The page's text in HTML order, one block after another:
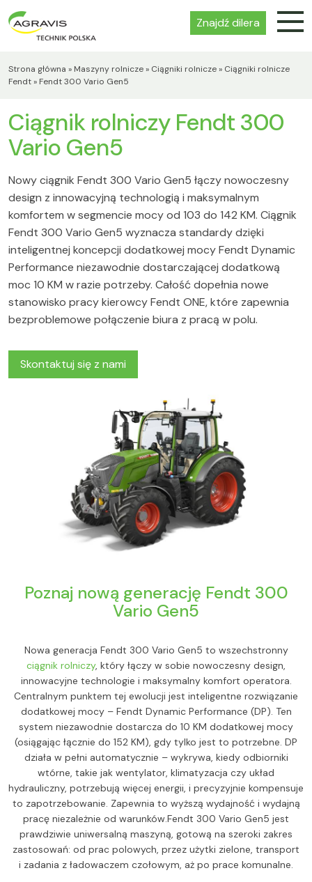
Znajdź dilera
Strona główna » Maszyny rolnicze» Ciągniki rolnicze» Ciągniki rolnicze
Fendt» Fendt 300 Vario Gen5
Ciągnik rolniczy Fendt 300
Vario Gen5
Nowy ciągnik Fendt 300 Vario Gen5 łączy nowoczesny
design z innowacyjną technologią i maksymalnym
komfortem w segmencie mocy od 103 do 142 KM. Ciągnik
Fendt 300 Vario Gen5 wyznacza standardy dzięki
inteligentnej koncepcji dodatkowej mocy Fendt Dynamic
Performance niezawodnie dostarczającej dodatkową
moc 10 KM w razie potrzeby. Całość dopełnia nowe
stanowisko pracy kierowcy Fendt ONE, które zapewnia
bezproblemowe połączenie biura z pracą w polu.
Skontaktuj się z nami
Poznaj nową generację Fendt 300
Vario Gen5
Nowa generacja Fendt 300 Vario Gen5 to wszechstronny
ciągnik rolniczy, który łączy w sobie nowoczesny design,
innowacyjne technologie i maksymalny komfort operatora.
Centralnym punktem tej ewolucji jest inteligentne rozwiązanie
dodatkowej mocy – Fendt Dynamic Performance (DP). Ten
system niezawodnie dostarcza do 10 KM dodatkowej mocy
(osiągając łącznie do 152 KM), gdy tylko jest to potrzebne. DP
działa w pełni automatycznie – wykrywa, kiedy odbiorniki
wtórne, takie jak wentylator, klimatyzacja czy układ
hydrauliczny, potrzebują więcej energii, i precyzyjnie kompensuje
to zapotrzebowanie. Zapewnia to wyższą wydajność i wydajną
pracę niezależnie od warunków.Fendt 300 Vario Gen5 jest
prawdziwie uniwersalną maszyną, gotową na szeroki zakres
zastosowań: od prac polowych, przez użytki zielone, transport
i zadania z ładowaczem czołowym, aż po prace komunalne.